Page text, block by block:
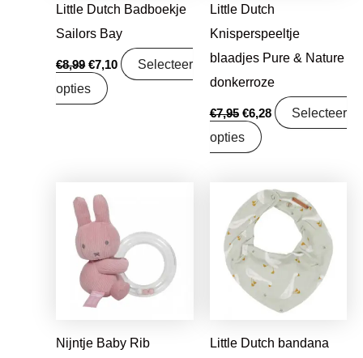
Little Dutch Badboekje
Sailors Bay
€8,99 €7,10
Selecteer
opties
Little Dutch
Knisperspeeltje
blaadjes Pure & Nature
donkerroze
€7,95 €6,28
Selecteer
opties
Nijntje Baby Rib
Little Dutch bandana
Oorspronkelijke
prijs
was:
€9,95.
Huidige
prijs
€7,86.